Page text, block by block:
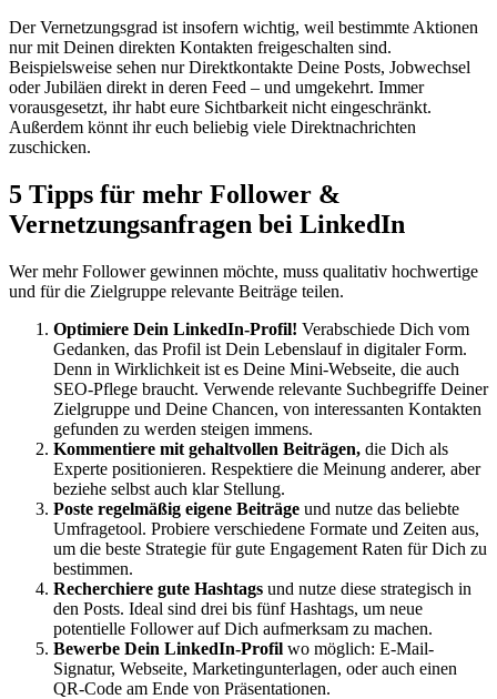
Der Vernetzungsgrad ist insofern wichtig, weil bestimmte Aktionen
nur mit Deinen direkten Kontakten freigeschalten sind.
Beispielsweise sehen nur Direktkontakte Deine Posts, Jobwechsel
oder Jubiläen direkt in deren Feed – und umgekehrt. Immer
vorausgesetzt, ihr habt eure Sichtbarkeit nicht eingeschränkt.
Außerdem könnt ihr euch beliebig viele Direktnachrichten
zuschicken.
5 Tipps für mehr Follower &
Vernetzungsanfragen bei LinkedIn
Wer mehr Follower gewinnen möchte, muss qualitativ hochwertige
und für die Zielgruppe relevante Beiträge teilen.
Optimiere Dein LinkedIn-Profil! Verabschiede Dich vom
Gedanken, das Profil ist Dein Lebenslauf in digitaler Form.
Denn in Wirklichkeit ist es Deine Mini-Webseite, die auch
SEO-Pflege braucht. Verwende relevante Suchbegriffe Deiner
Zielgruppe und Deine Chancen, von interessanten Kontakten
gefunden zu werden steigen immens.
Kommentiere mit gehaltvollen Beiträgen, die Dich als
Experte positionieren. Respektiere die Meinung anderer, aber
beziehe selbst auch klar Stellung.
Poste regelmäßig eigene Beiträge und nutze das beliebte
Umfragetool. Probiere verschiedene Formate und Zeiten aus,
um die beste Strategie für gute Engagement Raten für Dich zu
bestimmen.
Recherchiere gute Hashtags und nutze diese strategisch in
den Posts. Ideal sind drei bis fünf Hashtags, um neue
potentielle Follower auf Dich aufmerksam zu machen.
Bewerbe Dein LinkedIn-Profil wo möglich: E-Mail-
Signatur, Webseite, Marketingunterlagen, oder auch einen
QR-Code am Ende von Präsentationen.